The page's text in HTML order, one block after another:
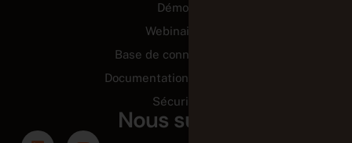
Démos
Webinaires
Base de connaissance
Documentation technique
Sécurité
Nous suivre